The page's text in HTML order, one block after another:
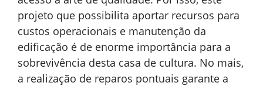
projeto que possibilita aportar recursos para
custos operacionais e manutenção da
edificação é de enorme importância para a
sobrevivência desta casa de cultura. No mais,
a realização de reparos pontuais garante a